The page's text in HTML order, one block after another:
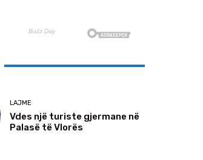
LAJME
Vdes një turiste gjermane në
Palasë të Vlorës